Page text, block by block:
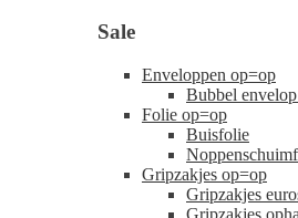
Sale
Enveloppen op=op
Bubbel
Folie op=op
Buisfolie
Gripzakjes op=op
Gripzakjes
Gripzakjes